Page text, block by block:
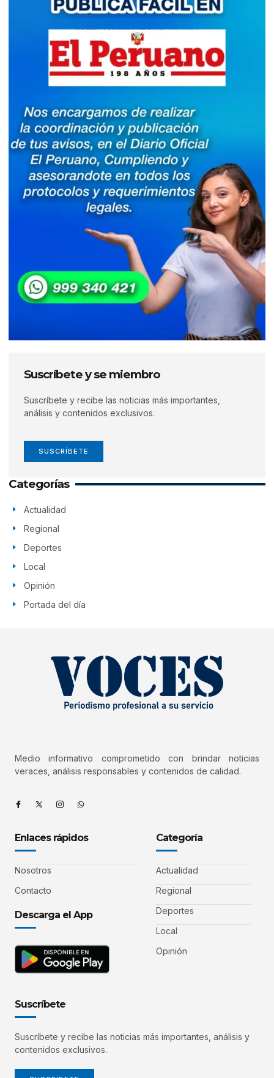
Suscríbete y se miembro
Suscríbete y recibe las noticias más importantes,
análisis y contenidos exclusivos.
SUSCRÍBETE
Categorías
Actualidad
Regional
Deportes
Local
Opinión
Portada del día
Medio informativo comprometido con brindar noticias
veraces, análisis responsables y contenidos de calidad.
Enlaces rápidos
Nosotros
Contacto
Descarga el App
Categoría
Actualidad
Regional
Deportes
Local
Opinión
Suscríbete
Suscríbete y recibe las noticias más importantes, análisis y
contenidos exclusivos.